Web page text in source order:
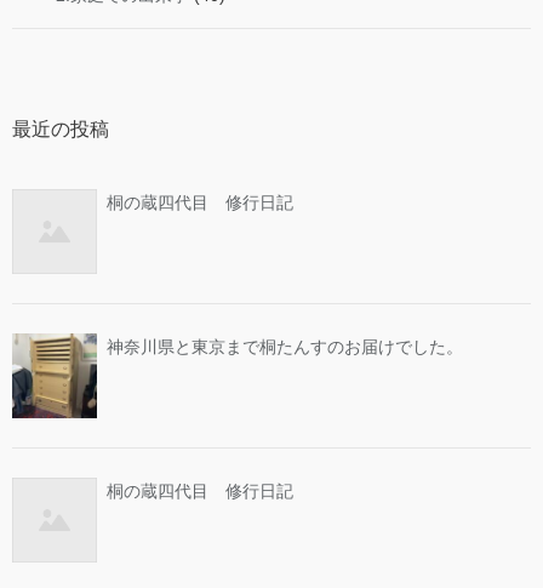
最近の投稿
桐の蔵四代目 修行日記
神奈川県と東京まで桐たんすのお届けでした。
桐の蔵四代目 修行日記